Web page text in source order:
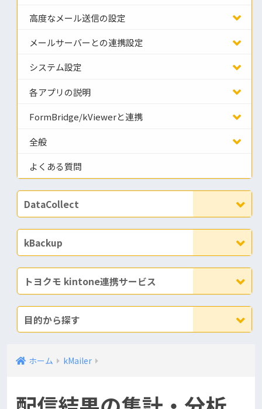
高度なメール送信の設定
メールサーバーとの連携設定
システム設定
各アプリの説明
FormBridge/kViewerと連携
全般
よくある質問
DataCollect
kBackup
トヨクモ kintone連携サービス
目的から探す
ホーム kMailer